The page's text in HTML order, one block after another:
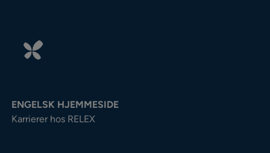
ENGELSK HJEMMESIDE
Karrierer hos RELEX